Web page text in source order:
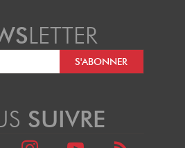
LETTER
SUIVRE